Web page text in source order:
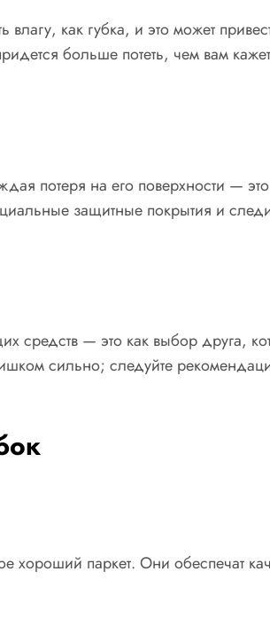
как губка, и это может
больше потеть, чем вам
потеря на его поверхности —
защитные покрытия и
средств — это как выбор друга,
сильно; следуйте
хороший паркет. Они обеспечат